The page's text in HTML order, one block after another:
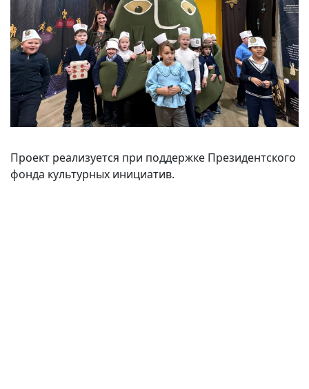
Проект реализуется при поддержке Президентского
фонда культурных инициатив.